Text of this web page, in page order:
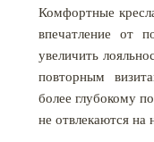
Комфортные
впечатление от
увеличить
повторным
более глубокому
не отвлекаются на